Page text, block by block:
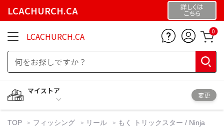
LCACHURCH.CA 詳しくは
こちら
LCACHURCH.CA 0
マイストア
変更
TOP フィッシング リール
もく トリックスター / Ninja